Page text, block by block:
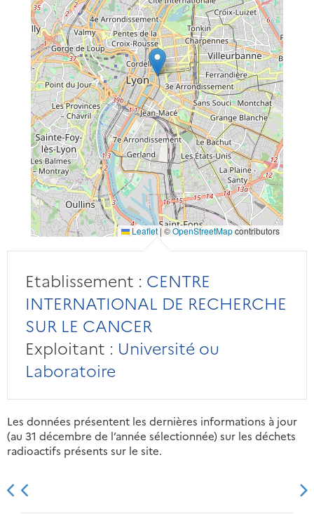
Leaflet|©OpenStreetMapcontributors
Etablissement : CENTRE
INTERNATIONAL DE RECHERCHE
SUR LE CANCER
Exploitant : Université ou
Laboratoire
Les données présentent les dernières informations à jour
(au 31 décembre de l’année sélectionnée) sur les déchets
radioactifs présents sur le site.